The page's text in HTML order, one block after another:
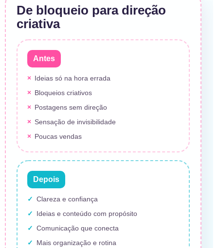
De bloqueio para direção
criativa
Antes
Ideias só na hora errada
Bloqueios criativos
Postagens sem direção
Sensação de invisibilidade
Poucas vendas
Depois
Clareza e confiança
Ideias e conteúdo com propósito
Comunicação que conecta
Mais organização e rotina